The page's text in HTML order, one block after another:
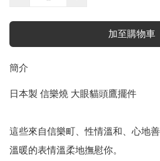
加至購物車
簡介
日本製 信樂燒 大眼貓頭鷹擺件
這些來自信樂町、性情溫和、心地
溫暖的表情溫柔地撫慰你。